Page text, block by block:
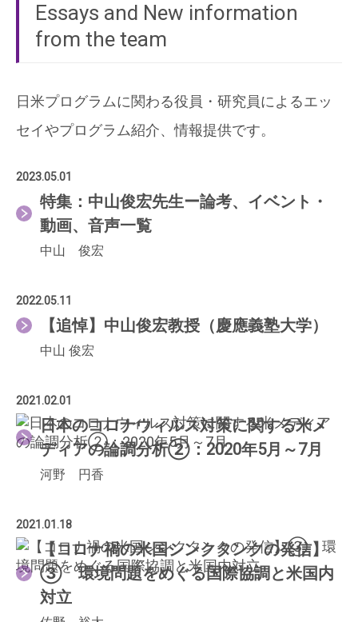
Essays and New information
from the team
日米プログラムに関わる役員・研究員によるエッ
セイやプログラム紹介、情報提供です。
2023.05.01
特集：中山俊宏先生ー論考、イベント・
動画、音声一覧
中山 俊宏
2022.05.11
【追悼】中山俊宏教授（慶應義塾大学）
中山 俊宏
2021.02.01
日本のコロナウィルス対策に関する米メ
ディアの論調分析②：2020年5月～7月
河野 円香
2021.01.18
【コロナ禍の米国シンクタンクの発信】
③ 環境問題をめぐる国際協調と米国内
対立